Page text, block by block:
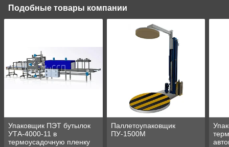
Подобные товары компании
Упаковщик ПЭТ бутылок
УТА-4000-11 в
термоусадочную пленку
Паллетоупаковщик
ПУ-1500М